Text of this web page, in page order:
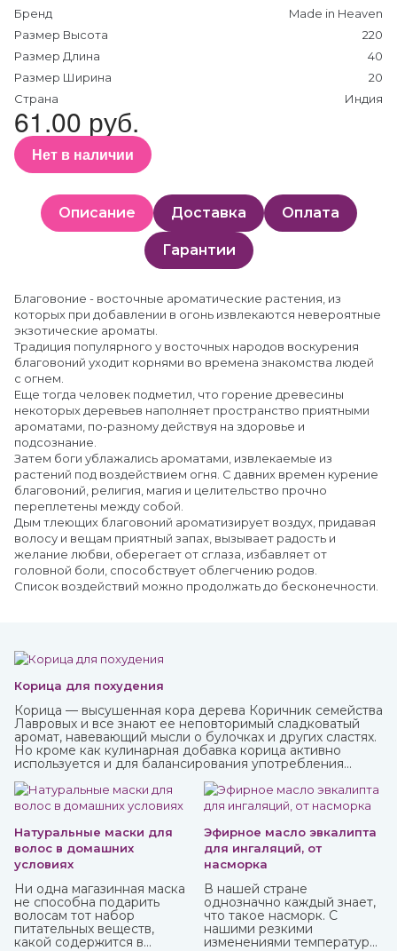
Бренд
Made in Heaven
Размер Высота
220
Размер Длина
40
Размер Ширина
20
Страна
Индия
61.00 руб.
Нет в наличии
Описание Доставка Оплата
Гарантии
Благовоние - восточные ароматические растения, из
которых при добавлении в огонь извлекаются невероятные
экзотические ароматы.
Традиция популярного у восточных народов воскурения
благовоний уходит корнями во времена знакомства людей
с огнем.
Еще тогда человек подметил, что горение древесины
некоторых деревьев наполняет пространство приятными
ароматами, по-разному действуя на здоровье и
подсознание.
Затем боги ублажались ароматами, извлекаемые из
растений под воздействием огня. С давних времен курение
благовоний, религия, магия и целительство прочно
переплетены между собой.
Дым тлеющих благовоний ароматизирует воздух, придавая
волосу и вещам приятный запах, вызывает радость и
желание любви, оберегает от сглаза, избавляет от
головной боли, способствует облегчению родов.
Список воздействий можно продолжать до бесконечности.
Корица для похудения
Корица — высушенная кора дерева Коричник семейства
Лавровых и все знают ее неповторимый сладковатый
аромат, навевающий мысли о булочках и других сластях.
Но кроме как кулинарная добавка корица активно
используется и для балансирования употребления
сыпучей пряности, так и в качестве эфирного масла.
Приобрести их вы можете в интернет-магазине
ИндоКитай с доставкой по России.
Натуральные маски для
волос в домашних
условиях
Ни одна магазинная маска
не способна подарить
волосам тот набор
питательных веществ,
какой содержится в
Эфирное масло эвкалипта
для ингаляций, от
насморка
В нашей стране
однозначно каждый знает,
что такое насморк. С
нашими резкими
изменениями температуры,